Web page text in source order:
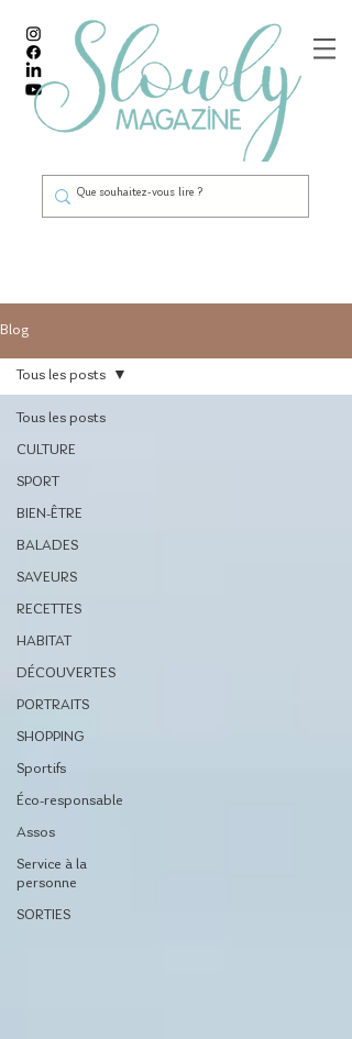
Blog
Tous les posts
CULTURE
SPORT
BIEN-ÊTRE
BALADES
SAVEURS
RECETTES
HABITAT
DÉCOUVERTES
PORTRAITS
SHOPPING
Sportifs
Éco-responsable
Assos
Service à la
personne
SORTIES
Tous les posts